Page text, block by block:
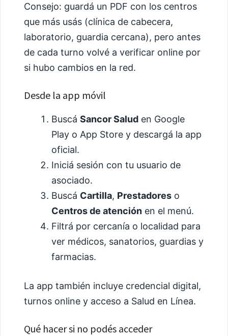
Consejo: guardá un PDF con los centros
que más usás (clínica de cabecera,
laboratorio, guardia cercana), pero antes
de cada turno volvé a verificar online por
si hubo cambios en la red.
Desde la app móvil
Buscá Sancor Salud en Google
Play o App Store y descargá la app
oficial.
Iniciá sesión con tu usuario de
asociado.
Buscá Cartilla, Prestadores o
Centros de atención en el menú.
Filtrá por cercanía o localidad para
ver médicos, sanatorios, guardias y
farmacias.
La app también incluye credencial digital,
turnos online y acceso a Salud en Línea.
Qué hacer si no podés acceder